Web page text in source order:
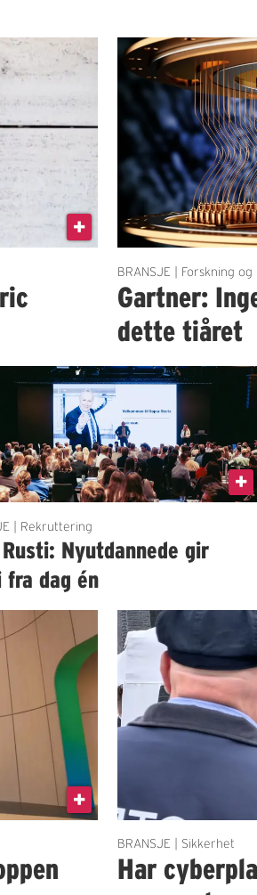
BRANSJE | Forskning
Gartner:
dette tiåret
| Rekruttering
Nyutdannede gir
fra dag én
BRANSJE | Sikkerhet
Har